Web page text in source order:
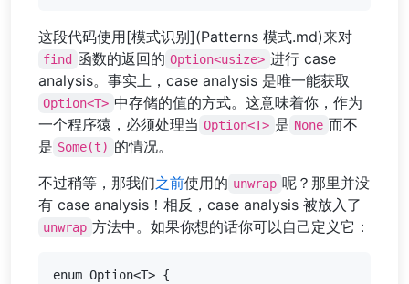
这段代码使用[模式识别](Patterns 模式.md)来对
find 函数的返回的 Option<usize> 进行 case
analysis。事实上，case analysis 是唯一能获取
Option<T> 中存储的值的方式。这意味着你，作为
一个程序猿，必须处理当 Option<T> 是 None 而不
是 Some(t) 的情况。
不过稍等，那我们之前使用的 unwrap 呢？那里并没
有 case analysis！相反，case analysis 被放入了
unwrap 方法中。如果你想的话你可以自己定义它：
enum Option<T> {